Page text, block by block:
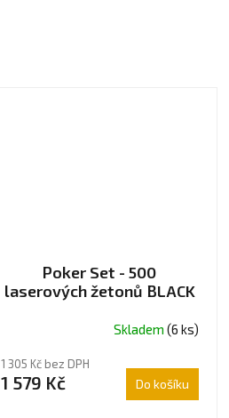
Poker Set - 500
laserových žetonů BLACK
Skladem (6 ks)
1 305 Kč bez DPH
1 579 Kč Do košíku